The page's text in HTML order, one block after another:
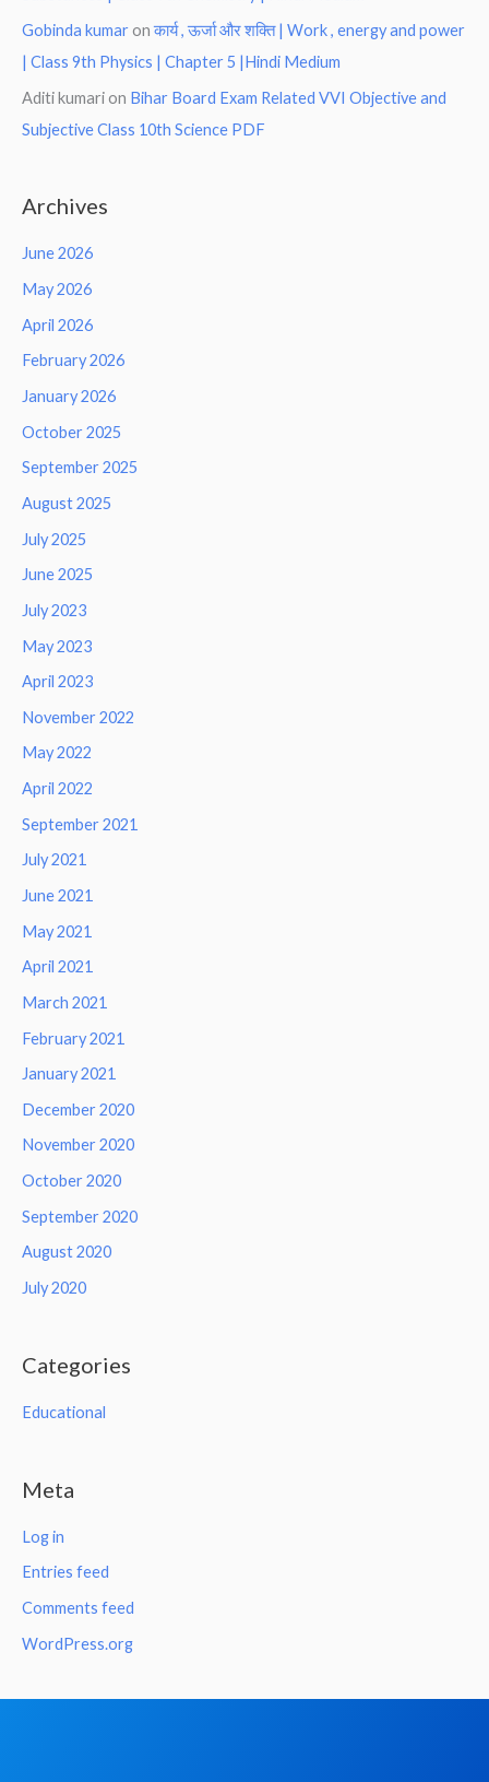
Gobinda kumar onकार्य , ऊर्जा और शक्ति | Work , energy and power
| Class 9th Physics | Chapter 5 |Hindi Medium
Aditi kumari on Bihar Board Exam Related VVI Objective and
Subjective Class 10th Science PDF
Archives
June 2026
May 2026
April 2026
February 2026
January 2026
October 2025
September 2025
August 2025
July 2025
June 2025
July 2023
May 2023
April 2023
November 2022
May 2022
April 2022
September 2021
July 2021
June 2021
May 2021
April 2021
March 2021
February 2021
January 2021
December 2020
November 2020
October 2020
September 2020
August 2020
July 2020
Categories
Educational
Meta
Log in
Entries feed
Comments feed
WordPress.org